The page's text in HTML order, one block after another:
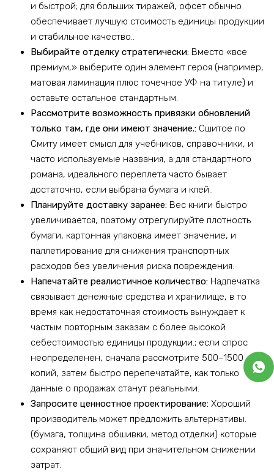
и быстрой; для больших тиражей, офсет обычно
обеспечивает лучшую стоимость единицы продукции
и стабильное качество..
Выбирайте отделку стратегически: Вместо «все
премиум,» выберите один элемент героя (например,
матовая ламинация плюс точечное УФ на титуле) и
оставьте остальное стандартным.
Рассмотрите возможность привязки обновлений
только там, где они имеют значение.: Сшитое по
Смиту имеет смысл для учебников, справочники, и
часто используемые названия, а для стандартного
романа, идеального переплета часто бывает
достаточно, если выбрана бумага и клей..
Планируйте доставку заранее: Вес книги быстро
увеличивается, поэтому отрегулируйте плотность
бумаги, картонная упаковка имеет значение, и
паллетирование для снижения транспортных
расходов без увеличения риска повреждения.
Напечатайте реалистичное количество: Надпечатка
связывает денежные средства и хранилище, в то
время как недостаточная стоимость вынуждает к
частым повторным заказам с более высокой
себестоимостью единицы продукции.; если спрос
неопределенен, сначала рассмотрите 500–1500
копий, затем быстро перепечатайте, как только
данные о продажах станут реальными.
Запросите ценностное проектирование: Хороший
производитель может предложить альтернативы.
(бумага, толщина обшивки, метод отделки) которые
сохраняют общий вид при значительном снижении
затрат.